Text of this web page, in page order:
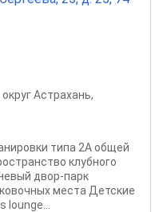
Астрахань,
типа 2А общей
клубного
двор-парк
места Детские